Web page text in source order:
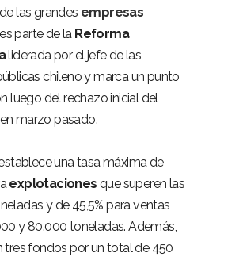
las grandes empresas
es parte de la Reforma
liderada por el jefe de las
chileno y marca un punto
luego del rechazo inicial del
marzo pasado.
una tasa máxima de
explotaciones que superen las
y de 45,5% para ventas
y 80.000 toneladas. Además,
tres fondos por un total de 450